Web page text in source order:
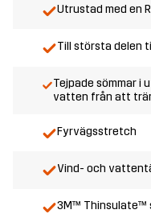
Utrustad med en
Till största delen
Tejpade sömmar i
vatten från att
Fyrvägsstretch
Vind- och
3M™ Thinsulate™